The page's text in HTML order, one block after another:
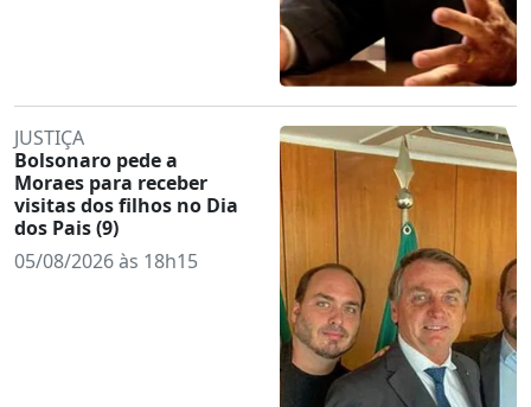
JUSTIÇA
Bolsonaro pede a
Moraes para receber
visitas dos filhos no Dia
dos Pais (9)
05/08/2026 às 18h15